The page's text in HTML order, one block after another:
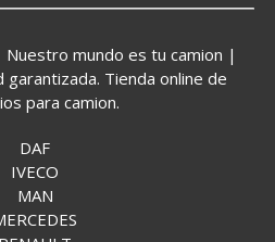
Nuestro mundo es tu camion |
Tienda online de
para camion.
DAF
IVECO
MAN